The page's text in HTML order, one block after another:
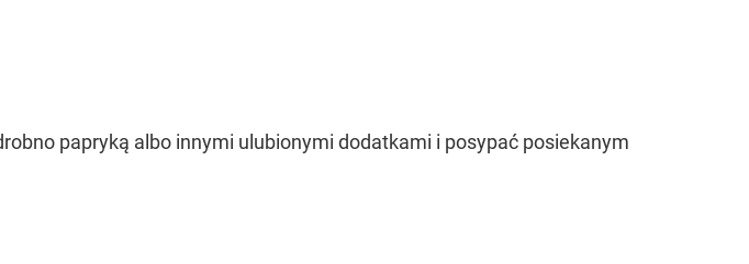
papryką albo innymi ulubionymi dodatkami i posypać posiekanym